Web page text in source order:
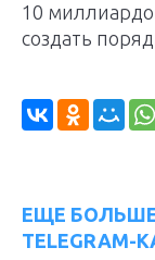
10
создать
ЕЩЕ